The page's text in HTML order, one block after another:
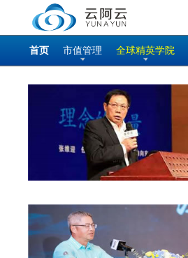
首页 市值管理 全球精英学院